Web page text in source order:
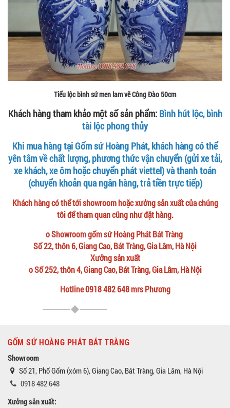
Tiểu lộc bình sứ men lam vẽ Công Đào 50cm
Khách hàng tham khảo một số sản phẩm: Bình hút lộc, bình
tài lộc phong thủy
Khi mua hàng tại Gốm sứ Hoàng Phát, khách hàng có thể
yên tâm về chất lượng, phương thức vận chuyển (gửi xe tải,
xe khách, xe ôm hoặc chuyển phát viettel) và thanh toán
(chuyển khoản qua ngân hàng, trả tiền trực tiếp)
Khách hàng có thể tới showroom hoặc xưởng sản xuất của chúng
tôi để tham quan cũng như đặt hàng.
o Showroom gốm sứ Hoàng Phát Bát Tràng
Số 22, thôn 6, Giang Cao, Bát Tràng, Gia Lâm, Hà Nội
Xưởng sản xuất
o Số 252, thôn 4, Giang Cao, Bát Tràng, Gia Lâm, Hà Nội
Hotline 0918 482 648 mrs Phương
GỐM SỨ HOÀNG PHÁT BÁT TRÀNG
Showroom
Số 21, Phố Gốm (xóm 6), Giang Cao, Bát Tràng, Gia Lâm, Hà Nội
0918 482 648
Xưởng sản xuất: